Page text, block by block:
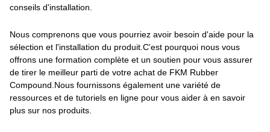
conseils d'installation.
Nous comprenons que vous pourriez avoir besoin d'aide pour la
sélection et l'installation du produit.C'est pourquoi nous vous
offrons une formation complète et un soutien pour vous assurer
de tirer le meilleur parti de votre achat de FKM Rubber
Compound.Nous fournissons également une variété de
ressources et de tutoriels en ligne pour vous aider à en savoir
plus sur nos produits.